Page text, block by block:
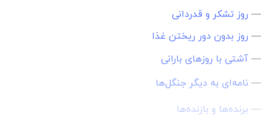
— روز تشکر و قدردانی
— روز بدون دور ریختن غذا
— آشتی با روزهای بارانی
نامه‌ای به دیگر جنگل‌ها
برنده‌ها و بازنده‌ها